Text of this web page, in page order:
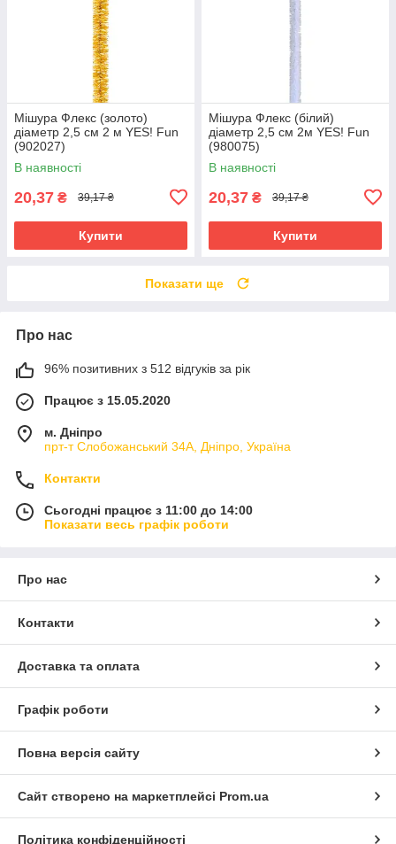
Мішура Флекс (золото)
діаметр 2,5 см 2 м YES! Fun
(902027)
В наявності
20,37 ₴ 39,17 ₴
Купити
Мішура Флекс (білий)
діаметр 2,5 см 2м YES! Fun
(980075)
В наявності
20,37 ₴ 39,17 ₴
Купити
Показати ще
Про нас
96% позитивних з 512 відгуків за рік
Працює з 15.05.2020
м. Дніпро
прт-т Слобожанський 34А, Дніпро, Україна
Контакти
Сьогодні працює з 11:00 до 14:00
Показати весь графік роботи
Про нас
Контакти
Доставка та оплата
Графік роботи
Повна версія сайту
Сайт створено на маркетплейсі Prom.ua
Політика конфіденційності